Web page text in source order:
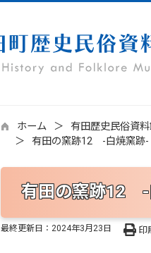
ホーム 有田歴史民俗資
有田の窯跡12 -白焼窯跡-
有田の窯跡12 -
最終更新日： 2024年3月23日 印